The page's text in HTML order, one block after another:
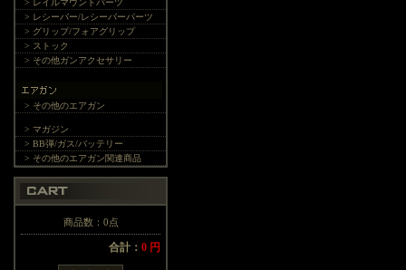
> レイルマウントパーツ
> レシーバー/レシーバーパーツ
> グリップ/フォアグリップ
> ストック
> その他ガンアクセサリー
> その他のエアガン
> マガジン
> BB弾/ガス/バッテリー
> その他のエアガン関連商品
商品数：0点
合計： 0 円